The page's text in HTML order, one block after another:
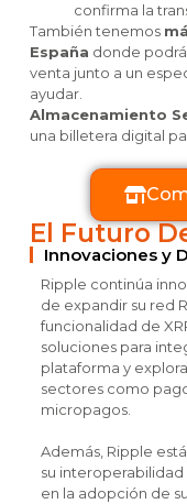
confirma la
También tenemos
España donde
venta junto a un
ayudar.
Almacenamiento
una billetera digital
El Futuro
Innovaciones y
Ripple continúa
de expandir su red
funcionalidad de
soluciones para
plataforma y
sectores como
micropagos.
Además, Ripple
su
en la adopción de